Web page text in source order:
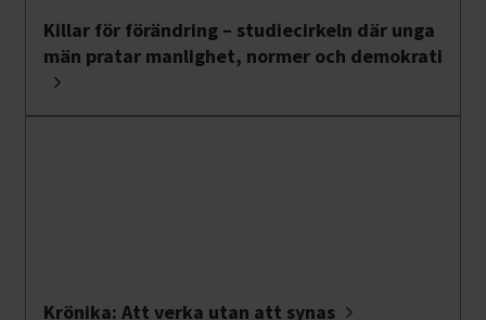
Killar för förändring – studiecirkeln där unga
män pratar manlighet, normer och demokrati
Krönika: Att verka utan att synas